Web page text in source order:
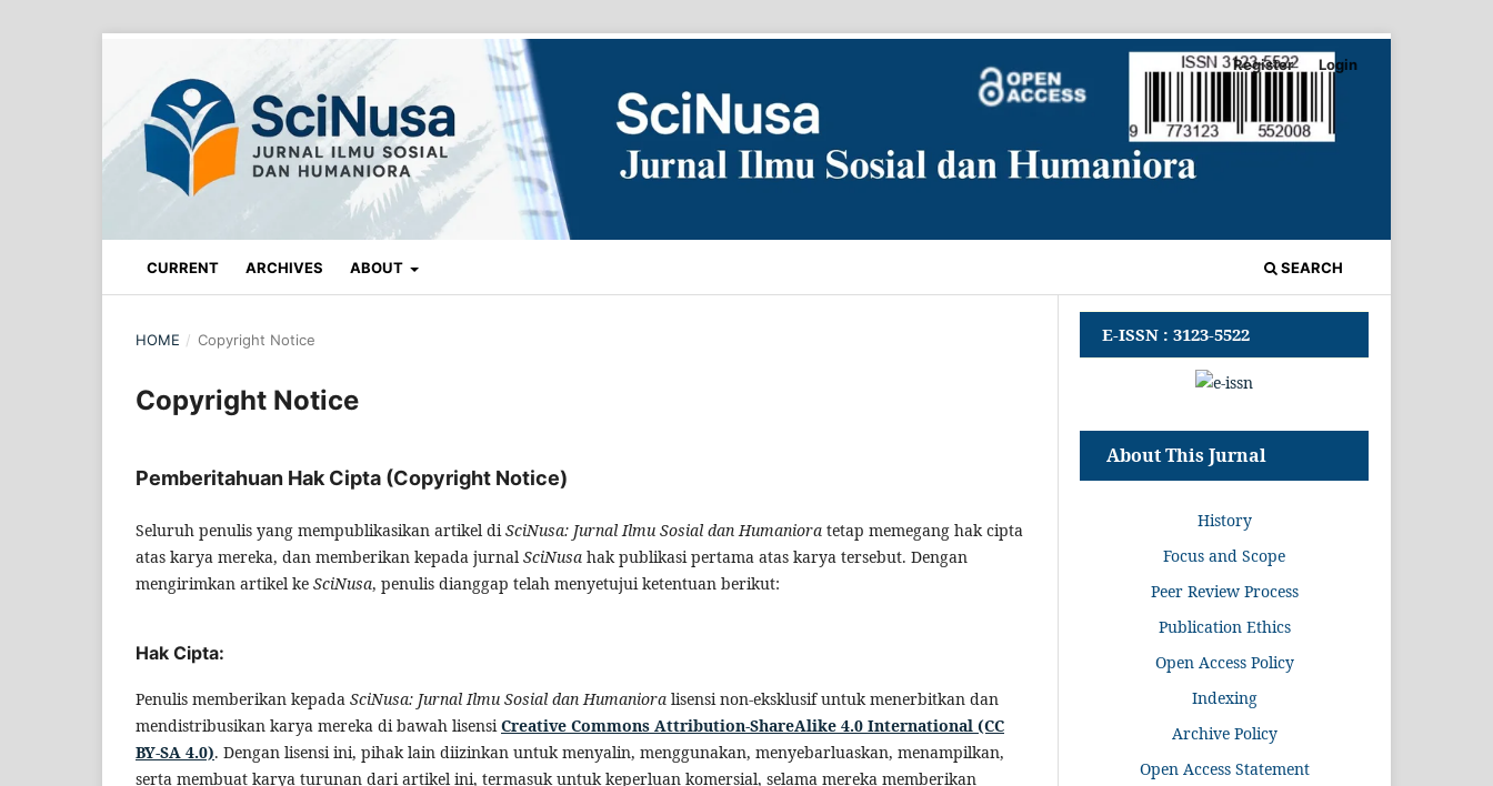
CURRENT ARCHIVES ABOUT SEARCH
Register Login
HOME / Copyright Notice
Copyright Notice
Pemberitahuan Hak Cipta (Copyright Notice)
Seluruh penulis yang mempublikasikan artikel diSciNusa: Jurnal Ilmu Sosial dan Humaniora tetap memegang hak cipta
atas karya mereka, dan memberikan kepada jurnalSciNusa hak publikasi pertama atas karya tersebut. Dengan
mengirimkan artikel ke SciNusa, penulis dianggap telah menyetujui ketentuan berikut:
Hak Cipta:
Penulis memberikan kepada SciNusa: Jurnal Ilmu Sosial dan Humaniora lisensi non-eksklusif untuk menerbitkan dan
mendistribusikan karya mereka di bawah lisensiCreative Commons Attribution-ShareAlike 4.0 International (CC
BY-SA 4.0). Dengan lisensi ini, pihak lain diizinkan untuk menyalin, menggunakan, menyebarluaskan, menampilkan,
serta membuat karya turunan dari artikel ini, termasuk untuk keperluan komersial, selama mereka memberikan
E-ISSN : 3123-5522
About This Jurnal
History
Focus and Scope
Peer Review Process
Publication Ethics
Open Access Policy
Indexing
Archive Policy
Open Access Statement